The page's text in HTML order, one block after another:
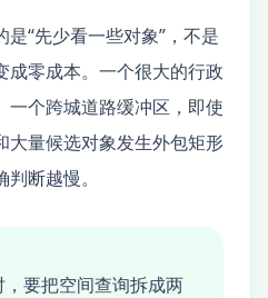
“先少看一些对象”，不是
成零成本。一个很大的行政
一个跨城道路缓冲区，即使
大量候选对象发生外包矩形
断越慢。
要把空间查询拆成两